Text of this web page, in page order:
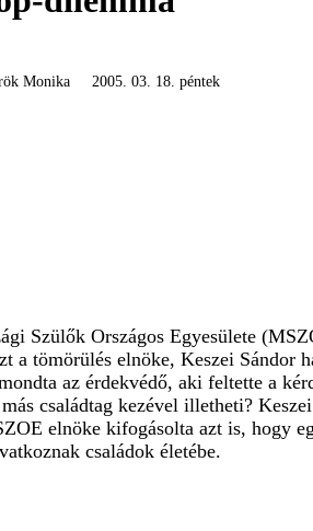
Monika 2005. 03. 18. péntek
Szülők Országos Egyesülete
a tömörülés elnöke, Keszei Sándor
az érdekvédő, aki feltette a
családtag kezével illetheti?
elnöke kifogásolta azt is, hogy
családok életébe.